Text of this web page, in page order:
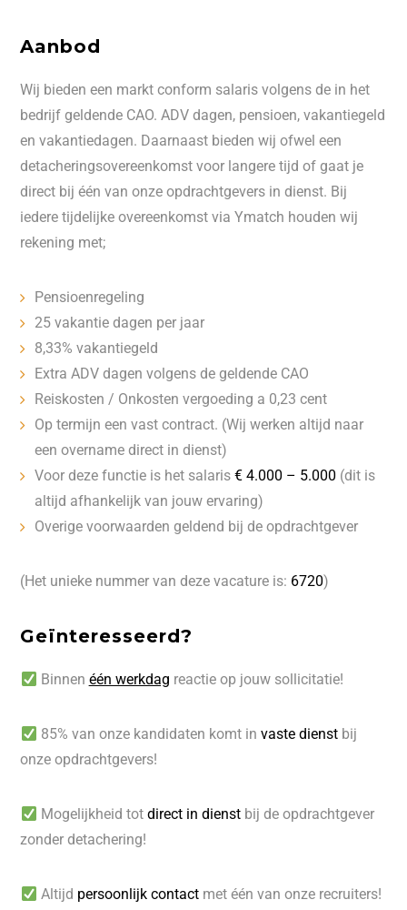
Aanbod
Wij bieden een markt conform salaris volgens de in het
bedrijf geldende CAO. ADV dagen, pensioen, vakantiegeld
en vakantiedagen. Daarnaast bieden wij ofwel een
detacheringsovereenkomst voor langere tijd of gaat je
direct bij één van onze opdrachtgevers in dienst. Bij
iedere tijdelijke overeenkomst via Ymatch houden wij
rekening met;
Pensioenregeling
25 vakantie dagen per jaar
8,33% vakantiegeld
Extra ADV dagen volgens de geldende CAO
Reiskosten / Onkosten vergoeding a 0,23 cent
Op termijn een vast contract. (Wij werken altijd naar
een overname direct in dienst)
Voor deze functie is het salaris€ 4.000 – 5.000 (dit is
altijd afhankelijk van jouw ervaring)
Overige voorwaarden geldend bij de opdrachtgever
(Het unieke nummer van deze vacature is: 6720)
Geïnteresseerd?
Binnen één werkdag reactie op jouw sollicitatie!
85% van onze kandidaten komt in vaste dienstbij
onze opdrachtgevers!
Mogelijkheid tot direct in dienst bij de opdrachtgever
zonder detachering!
Altijd persoonlijk contactmet één van onze recruiters!